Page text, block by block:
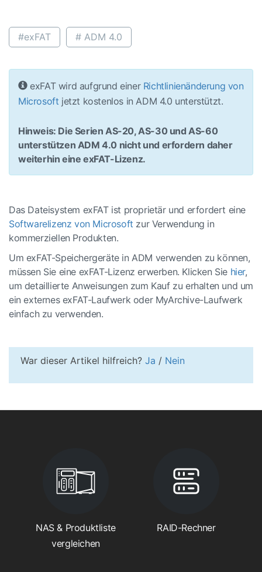
#exFAT # ADM 4.0
exFAT wird aufgrund einer Richtlinienänderung von
Microsoft jetzt kostenlos in ADM 4.0 unterstützt.
Hinweis: Die Serien AS-20, AS-30 und AS-60
unterstützen ADM 4.0 nicht und erfordern daher
weiterhin eine exFAT-Lizenz.
Das Dateisystem exFAT ist proprietär und erfordert eine
Softwarelizenz von Microsoft zur Verwendung in
kommerziellen Produkten.
Um exFAT-Speichergeräte in ADM verwenden zu können,
müssen Sie eine exFAT-Lizenz erwerben. Klicken Sie hier,
um detaillierte Anweisungen zum Kauf zu erhalten und um
ein externes exFAT-Laufwerk oder MyArchive-Laufwerk
einfach zu verwenden.
War dieser Artikel hilfreich? Ja / Nein
NAS & Produktliste
vergleichen
RAID-Rechner